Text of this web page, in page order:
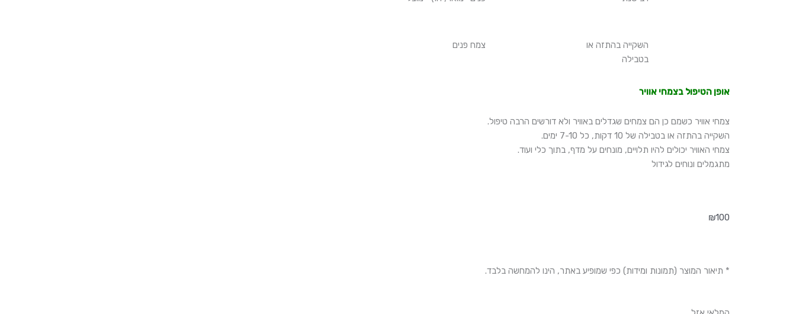
השקייה בהתזה או
בטבילה
צמח פנים
אופן הטיפול בצמחי אוויר
צמחי אוויר כשמם כן הם צמחים שגדלים באוויר ולא דורשים הרבה טיפול.
השקייה בהתזה או בטבילה של 10 דקות, כל 7-10 ימים.
צמחי האוויר יכולים להיו תלויים, מונחים על מדף, בתוך כלי ועוד.
מתגמלים ונוחים לגידול
₪100
* תיאור המוצר (תמונות ומידות) כפי שמופיע באתר, הינו להמחשה בלבד.